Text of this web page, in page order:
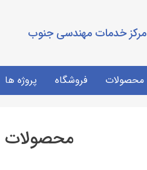
مرکز خدمات مهندسی جنوب
محصولات فروشگاه پروژه ها
محصولات 2025 تستو